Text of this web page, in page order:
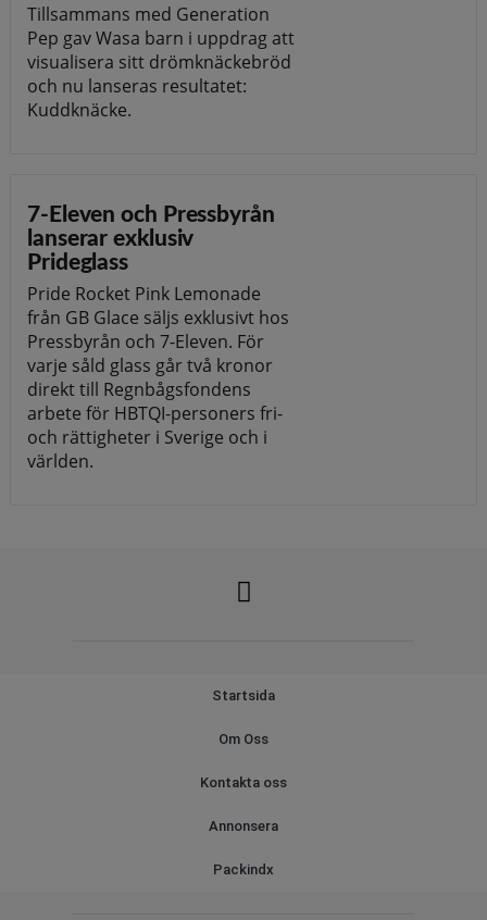
Tillsammans med Generation
Pep gav Wasa barn i uppdrag att
visualisera sitt drömknäckebröd
och nu lanseras resultatet:
Kuddknäcke.
7-Eleven och Pressbyrån
lanserar exklusiv
Prideglass
Pride Rocket Pink Lemonade
från GB Glace säljs exklusivt hos
Pressbyrån och 7-Eleven. För
varje såld glass går två kronor
direkt till Regnbågsfondens
arbete för HBTQI-personers fri-
och rättigheter i Sverige och i
världen.
Startsida
Om Oss
Kontakta oss
Annonsera
Packindx